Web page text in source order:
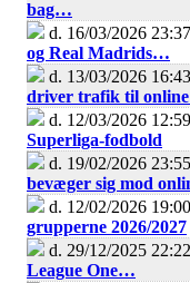
bag…
d. 16/03/2026
og Real Madrids…
d. 13/03/2026
driver trafik til
d. 12/03/2026
Superliga-fodbold
d. 19/02/2026
bevæger sig mod
d. 12/02/2026
grupperne 2026/2027
d. 29/12/2025
League One…